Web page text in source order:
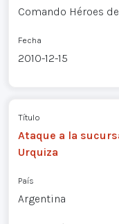
Comando Héroes
Fecha
2010-12-15
Título
Ataque a la
Urquiza
País
Argentina